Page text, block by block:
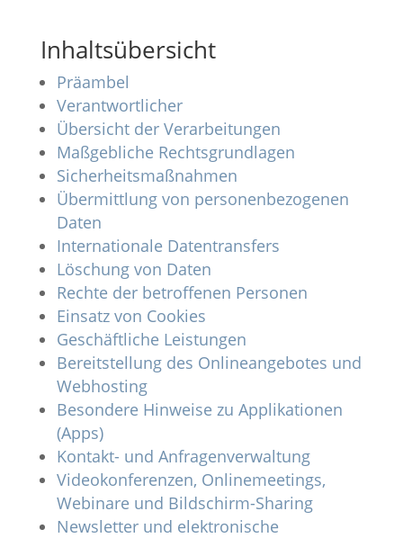
Inhaltsübersicht
Präambel
Verantwortlicher
Übersicht der Verarbeitungen
Maßgebliche Rechtsgrundlagen
Sicherheitsmaßnahmen
Übermittlung von personenbezogenen
Daten
Internationale Datentransfers
Löschung von Daten
Rechte der betroffenen Personen
Einsatz von Cookies
Geschäftliche Leistungen
Bereitstellung des Onlineangebotes und
Webhosting
Besondere Hinweise zu Applikationen
(Apps)
Kontakt- und Anfragenverwaltung
Videokonferenzen, Onlinemeetings,
Webinare und Bildschirm-Sharing
Newsletter und elektronische